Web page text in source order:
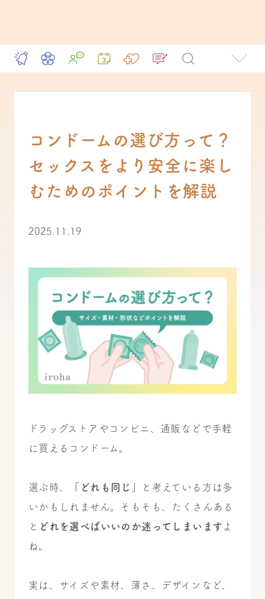
コンドームの選び方って？
セックスをより安全に楽し
むためのポイントを解説
2025.11.19
ドラッグストアやコンビニ、通販などで手軽
に買えるコンドーム。
選ぶ時、 「どれも同じ」
と考えている方は多
いかもしれません。そもそも、たくさんある
と どれを選べばいいのか迷ってしまいます よ
ね。
実は、サイズや素材、薄さ、デザインなど、